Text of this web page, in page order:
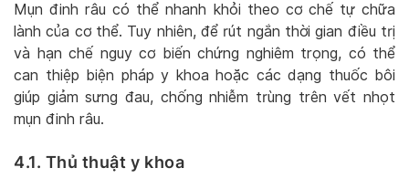
Mụn đinh râu có thể nhanh khỏi theo cơ chế tự chữa
lành của cơ thể. Tuy nhiên, để rút ngắn thời gian điều trị
và hạn chế nguy cơ biến chứng nghiêm trọng, có thể
can thiệp biện pháp y khoa hoặc các dạng thuốc bôi
giúp giảm sưng đau, chống nhiễm trùng trên vết nhọt
mụn đinh râu.
4.1. Thủ thuật y khoa